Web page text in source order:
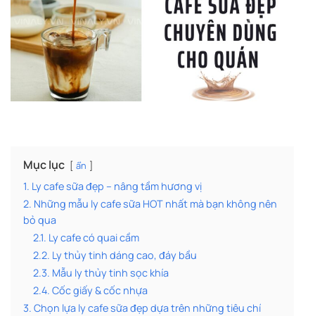
Mục lục ẩn
1. Ly cafe sữa đẹp – nâng tầm hương vị
2. Những mẫu ly cafe sữa HOT nhất mà bạn không nên
bỏ qua
2.1. Ly cafe có quai cầm
2.2. Ly thủy tinh dáng cao, đáy bầu
2.3. Mẫu ly thủy tinh sọc khía
2.4. Cốc giấy & cốc nhựa
3. Chọn lựa ly cafe sữa đẹp dựa trên những tiêu chí